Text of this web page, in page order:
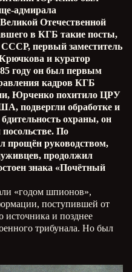
адмирала
Отечественной
в КГБ такие посты,
первый заместитель
и куратор
году он был первым
кадров КГБ
Юрченко похитило ЦРУ
подвергли обработке и
охраны, он
По
прощён руководством,
продолжил
знака «Почётный
«годом шпионов»,
поступившей от
источника и позднее
трибунала. Но был